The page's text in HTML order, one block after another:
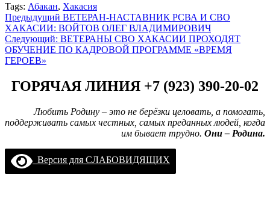
Tags: Абакан, Хакасия
Навигация
записи
Предыдущий ВЕТЕРАН-НАСТАВНИК РСВА И СВО
ХАКАСИИ: ВОЙТОВ ОЛЕГ ВЛАДИМИРОВИЧ
Следующий: ВЕТЕРАНЫ СВО ХАКАСИИ ПРОХОДЯТ
ОБУЧЕНИЕ ПО КАДРОВОЙ ПРОГРАММЕ «ВРЕМЯ
ГЕРОЕВ»
ГОРЯЧАЯ ЛИНИЯ +7 (923) 390-20-02
Любить Родину – это не берёзки целовать, а помогать,
поддерживать самых честных, самых преданных людей, когда
им бывает трудно. Они – Родина.
Версия для СЛАБОВИДЯЩИХ